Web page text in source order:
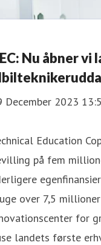
Nu åbner vi
December 2023
Education
på fem
over 7,5
for
landets første